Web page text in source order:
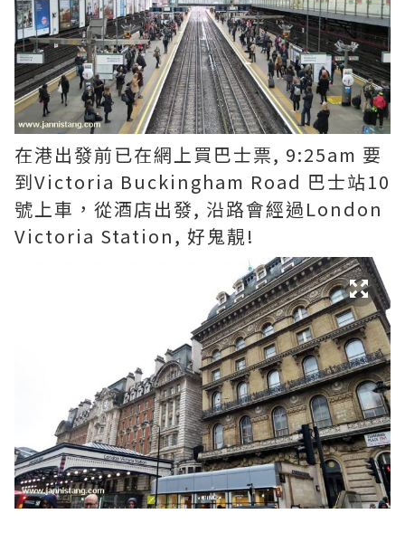
在港出發前已在網上買巴士票, 9:25am 要
到Victoria Buckingham Road 巴士站10
號上車，從酒店出發, 沿路會經過London
Victoria Station, 好鬼靚!